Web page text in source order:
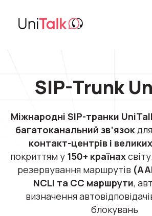
Телефонія
Віртуальна АТС
Віртуальні телефонні номери
Колтрекінг
Предиктивний обзвон
Віджет зворотний дзвінок
Клієнти
База знань
API
Бібліотека
Про нас
Партнери
Про компанію
Маркетингові матеріали
Кар’єра
Підтримка 24/7
SIP-Trunk
Міжнародні SIP-транки
багатоканальний зв’язокдля
контакт-центрів і великих
покриттям у 150+ країнах
резервування маршрутів
NCLI та CC маршрути,
визначення
блокувань